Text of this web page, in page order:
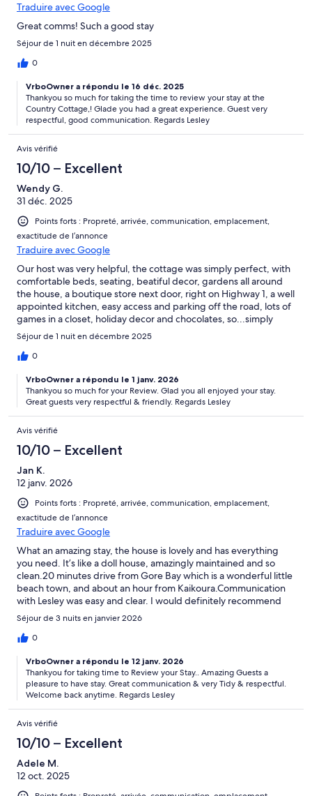
Traduire avec Google
Great comms! Such a good stay
Séjour de 1 nuit en décembre 2025
0
VrboOwner a répondu le 16 déc. 2025
Thankyou so much for taking the time to review your stay at the
Country Cottage,! Glade you had a great experience. Guest very
respectful, good communication. Regards Lesley
Avis vérifié
10/10 – Excellent
Wendy G.
31 déc. 2025
Points forts : Propreté, arrivée, communication, emplacement,
exactitude de l’annonce
Traduire avec Google
Our host was very helpful, the cottage was simply perfect, with
comfortable beds, seating, beatiful decor, gardens all around
the house, a boutique store next door, right on Highway 1, a well
appointed kitchen, easy access and parking off the road, lots of
games in a closet, holiday decor and chocolates, so...simply
wonderful!
Séjour de 1 nuit en décembre 2025
0
VrboOwner a répondu le 1 janv. 2026
Thankyou so much for your Review. Glad you all enjoyed your stay.
Great guests very respectful & friendly. Regards Lesley
Avis vérifié
10/10 – Excellent
Jan K.
12 janv. 2026
Points forts : Propreté, arrivée, communication, emplacement,
exactitude de l’annonce
Traduire avec Google
What an amazing stay, the house is lovely and has everything
you need. It’s like a doll house, amazingly maintained and so
clean.20 minutes drive from Gore Bay which is a wonderful little
beach town, and about an hour from Kaikoura.Communication
with Lesley was easy and clear. I would definitely recommend
people to stay here.
Séjour de 3 nuits en janvier 2026
0
VrboOwner a répondu le 12 janv. 2026
Thankyou for taking time to Review your Stay.. Amazing Guests a
pleasure to have stay. Great communication & very Tidy & respectful.
Welcome back anytime. Regards Lesley
Avis vérifié
10/10 – Excellent
Adele M.
12 oct. 2025